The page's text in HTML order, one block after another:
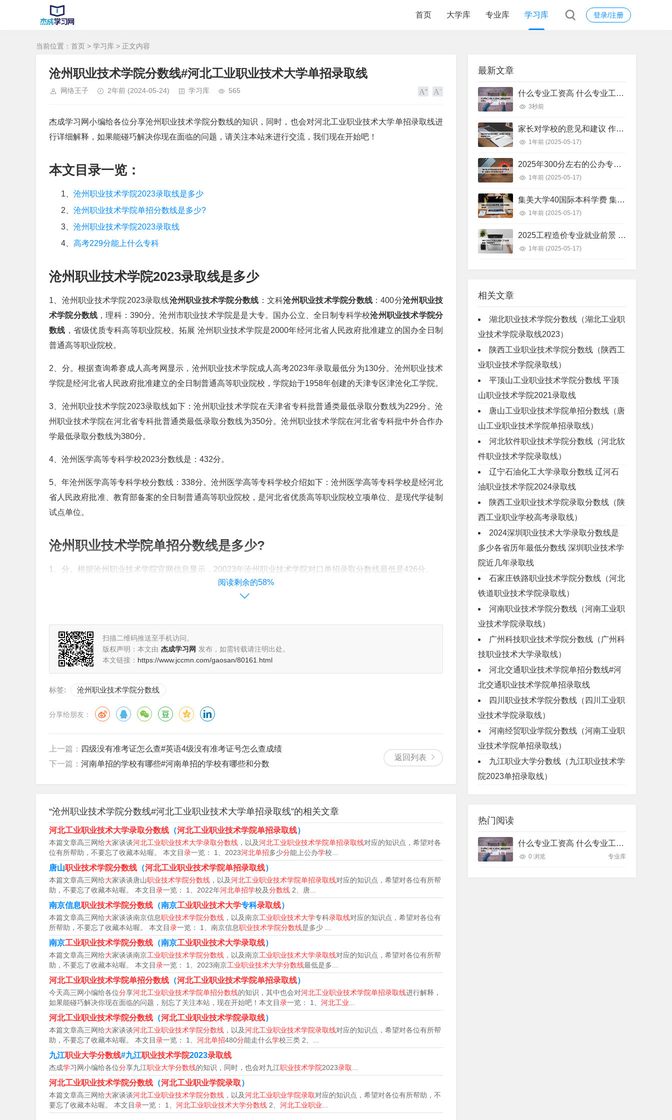
登录/注册
首页 大学库 专业库 学习库
当前位置： 首页 > 学习库 > 正文内容
沧州职业技术学院分数线#河北工业职业技术大学单招录取线
网络王子 2年前 (2024-05-24) 学习库 565
杰成学习网小编给各位分享沧州职业技术学院分数线的知识，同时，也会对河北工业职业技术大学单招录取线进
行详细解释，如果能碰巧解决你现在面临的问题，请关注本站来进行交流，我们现在开始吧！
本文目录一览：
1、 沧州职业技术学院2023录取线是多少
2、 沧州职业技术学院单招分数线是多少?
3、 沧州职业技术学院2023录取线
4、 高考229分能上什么专科
沧州职业技术学院2023录取线是多少
1、沧州职业技术学院2023录取线沧州职业技术学院分数线 ：文科沧州职业技术学院分数线 ：400分沧州职业技
术学院分数线 ，理科：390分。沧州市职业技术学院是是大专。国办公立、全日制专科学校沧州职业技术学院分
数线 ，省级优质专科高等职业院校。拓展 沧州职业技术学院是2000年经河北省人民政府批准建立的国办全日制
普通高等职业院校。
2、分。根据查询希赛成人高考网显示，沧州职业技术学院成人高考2023年录取最低分为130分。沧州职业技术
学院是经河北省人民政府批准建立的全日制普通高等职业院校，学院始于1958年创建的天津专区津沧化工学院。
3、沧州职业技术学院2023录取线如下：沧州职业技术学院在天津省专科批普通类最低录取分数线为229分。沧
州职业技术学院在河北省专科批普通类最低录取分数线为350分。沧州职业技术学院在河北省专科批中外合作办
学最低录取分数线为380分。
4、沧州医学高等专科学校2023分数线是：432分。
5、年沧州医学高等专科学校分数线：338分。沧州医学高等专科学校介绍如下：沧州医学高等专科学校是经河北
省人民政府批准、教育部备案的全日制普通高等职业院校，是河北省优质高等职业院校立项单位、是现代学徒制
试点单位。
沧州职业技术学院单招分数线是多少?
1、分。根据沧州职业技术学院官网信息显示，20023年沧州职业技术学院对口单招录取分数线最低是426分。
2、沧州职业技术学院、渤海理工职业学院。通过渤海理工职业学院2023年单招对口机械类录取控制线是426，
3、分。根据沧州职业技术学院查询得知：沧州职业技术学院高校单招考试一类投档2023年分数线426分，沧州
职业技术学院，位于河北省沧州市，是经河北省人民政府批准建立的全日制普通学校高等职业院校。
4、分。根据查询沧州职业技术学院相关信息得知，沧州职业技术学院单招录取分数线是426分。
5、年沧州职业技术学院单招录取线如下：在黑龙江省（普通类专科批A段）最低录取分数分别为：理科254分、
文科288分。在安徽省（普通类专科批）最低录取分数分别为：理科305分、文科263分。在江西省（普通类专科
批）最低录取分数分别为：理科150分、文科150分。
6、财经类：464分，畜牧兽医类：416分。根据查询沧州职业技术学院官网显示，2023年沧州职业技术学院对口
沧州职业技术学院2023录取线
分。根据查询希赛成人高考网显示，沧州职业技术学院成人高考2023年录取最低分为130分。沧州职业技术学院
是经河北省人民政府批准建立的全日制普通高等职业院校，学院始于1958年创建的天津专区津沧化工学院。
沧州职业技术学院2023录取线如下：沧州职业技术学院在天津省专科批普通类最低录取分数线为229分。沧州职
业技术学院在河北省专科批普通类最低录取分数线为350分。沧州职业技术学院在河北省专科批中外合作办学最
低录取分数线为380分。
阅读剩余的58%
扫描二维码推送至手机访问。
版权声明：本文由 杰成学习网 发布，如需转载请注明出处。
本文链接： https://www.jccmn.com/gaosan/80161.html
标签: 沧州职业技术学院分数线
分享给朋友：
返回列表
上一篇： 四级没有准考证怎么查#英语4级没有准考证号怎么查成绩
下一篇： 河南单招的学校有哪些#河南单招的学校有哪些和分数
“沧州职业技术学院分数线#河北工业职业技术大学单招录取线”的相关文章
河北工业职业技术大学录取分数线 （河北工业职业技术学院单招录取线）
本篇文章高三网给大家谈谈河北工业职业技术大学录取分数线 ，以及河北工业职业技术学院单招录取线对应的知识点，希望对各
位有所帮助，不要忘了收藏本站喔。 本文目录一览： 1、2023河北单招多少分能上公办学校...
唐山职业技术学院分数线 （河北工业职业技术学院单招录取线）
本篇文章高三网给大家谈谈唐山职业技术学院分数线 ，以及河北工业职业技术学院单招录取线对应的知识点，希望对各位有所帮
助，不要忘了收藏本站喔。 本文目录一览： 1、2022年河北单招学校及分数线 2、唐...
南京信息职业技术学院分数线 （南京工业职业技术大学专科录取线）
本篇文章高三网给大家谈谈南京信息职业技术学院分数线 ，以及南京工业职业技术大学专科录取线对应的知识点，希望对各位有
所帮助，不要忘了收藏本站喔。 本文目录一览： 1、南京信息职业技术学院分数线是多少 ...
南京工业职业技术学院分数线 （南京工业职业技术大学录取线）
本篇文章高三网给大家谈谈南京工业职业技术学院分数线 ，以及南京工业职业技术大学录取线对应的知识点，希望对各位有所帮
助，不要忘了收藏本站喔。 本文目录一览： 1、2023南京工业职业技术大学分数线最低是多...
河北工业职业技术学院单招分数线 （河北工业职业技术学院单招录取线）
今天高三网小编给各位分享河北工业职业技术学院单招分数线的知识，其中也会对河北工业职业技术学院单招录取线进行解释，
如果能碰巧解决你现在面临的问题，别忘了关注本站，现在开始吧！本文目录一览： 1、 河北工业
河北工业职业技术学院分数线 （河北工业职业技术学院录取线）
本篇文章高三网给大家谈谈河北工业职业技术学院分数线 ，以及河北工业职业技术学院录取线对应的知识点，希望对各位有所帮
助，不要忘了收藏本站喔。 本文目录一览： 1、 河北单招480分能走什么学校三类 2、...
九江职业大学分数线#九江职业技术学院2023录取线
杰成学习网小编给各位分享九江职业大学分数线的知识，同时，也会对九江职业技术学院2023录取
河北工业职业技术学院分数线 （河北工业职业学院录取）
本篇文章高三网给大家谈谈河北工业职业技术学院分数线 ，以及河北工业职业学院录取对应的知识点，希望对各位有所帮助，不
要忘了收藏本站喔。 本文目录一览： 1、 河北工业职业技术大学分数线 2、 河北工业职业
最新文章
什么专业工资高 什么专业工资高且适合物化生女
3秒前
家长对学校的意见和建议 作为家长对学校的意见和建议
1年前 (2025-05-17)
2025年300分左右的公办专科大学有哪些 全国300分左右的公办大专
1年前 (2025-05-17)
集美大学40国际本科学费 集美大学国际本科班
1年前 (2025-05-17)
2025工程造价专业就业前景 工程造价未来十年就业前景
1年前 (2025-05-17)
相关文章
湖北职业技术学院分数线（湖北工业职
业技术学院录取线2023）
陕西工业职业技术学院分数线（陕西工
业职业技术学院录取线）
平顶山工业职业技术学院分数线 平顶
山职业技术学院2021录取线
唐山工业职业技术学院单招分数线（唐
山工业职业技术学院单招录取线）
河北软件职业技术学院分数线（河北软
件职业技术学院录取线）
辽宁石油化工大学录取分数线 辽河石
油职业技术学院2024录取线
陕西工业职业技术学院录取分数线（陕
西工业职业学校高考录取线）
2024深圳职业技术大学录取分数线是
多少各省历年最低分数线 深圳职业技术学
院近几年录取线
石家庄铁路职业技术学院分数线（河北
铁道职业技术学院录取线）
河南职业技术学院分数线（河南工业职
业技术学院录取线）
广州科技职业技术学院分数线（广州科
技职业技术大学录取线）
河北交通职业技术学院单招分数线#河
北交通职业技术学院单招录取线
四川职业技术学院分数线（四川工业职
业技术学院录取线）
河南经贸职业学院分数线（河南工业职
业技术学院单招录取线）
九江职业大学分数线（九江职业技术学
院2023单招录取线）
热门阅读
什么专业工资高 什么专业工资高且适合物化生女
0 浏览 专业库